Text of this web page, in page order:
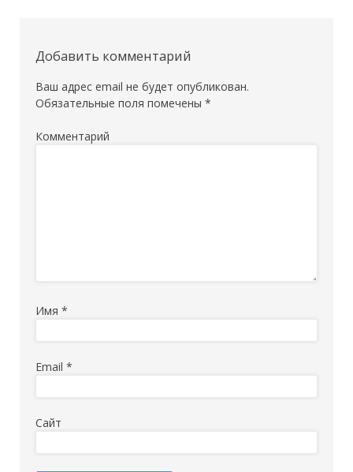
Добавить комментарий
Ваш адрес email не будет опубликован.
Обязательные поля помечены *
Комментарий
Имя *
Email *
Сайт